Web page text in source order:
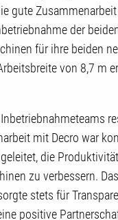
gute
der
für ihre beiden
von 8,7 m
mit Decro war
die
zu verbessern.
stets für
positive